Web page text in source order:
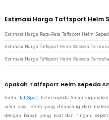
Estimasi Harga Taffsport Helm
Estimasi Harga Rata-Rata Taffsport Helm
Apakah TaffSport Helm Sepeda
Tentu,TaffSport helm sepeda Aman
jalan raya. Helm yang dirancang dari
dengan bahan yang kuat dan ringan,